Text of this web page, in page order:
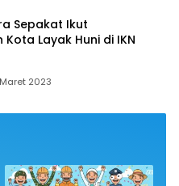
Sepakat Ikut
Layak Huni di IKN
2023